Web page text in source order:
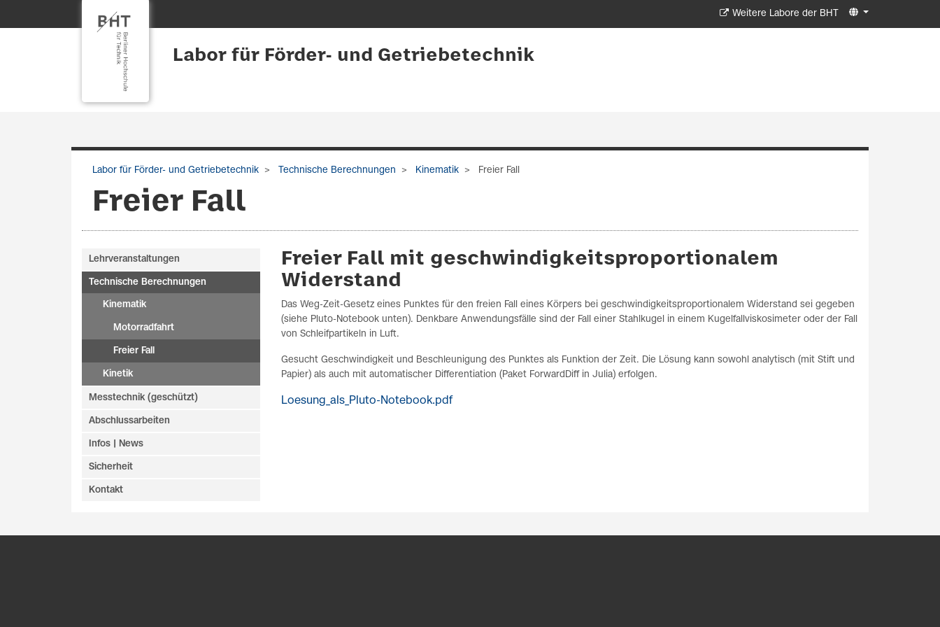
Weitere Labore der BHT
Labor für Förder- und Getriebetechnik
Labor für Förder- und Getriebetechnik Technische Berechnungen Kinematik Freier Fall
Freier Fall
Lehrveranstaltungen
Technische Berechnungen
Kinematik
Motorradfahrt
Freier Fall
Kinetik
Messtechnik (geschützt)
Abschlussarbeiten
Infos | News
Sicherheit
Kontakt
Freier Fall mit geschwindigkeitsproportionalem
Widerstand
Das Weg-Zeit-Gesetz eines Punktes für den freien Fall eines Körpers bei geschwindigkeitsproportionalem Widerstand sei gegeben
(siehe Pluto-Notebook unten). Denkbare Anwendungsfälle sind der Fall einer Stahlkugel in einem Kugelfallviskosimeter oder der Fall
von Schleifpartikeln in Luft.
Gesucht Geschwindigkeit und Beschleunigung des Punktes als Funktion der Zeit. Die Lösung kann sowohl analytisch (mit Stift und
Papier) als auch mit automatischer Differentiation (Paket ForwardDiff in Julia) erfolgen.
Loesung_als_Pluto-Notebook.pdf